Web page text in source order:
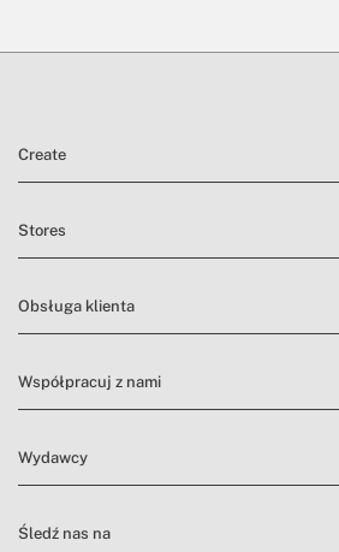
Create
Stores
Obsługa klienta
Współpracuj z nami
Wydawcy
Śledź nas na